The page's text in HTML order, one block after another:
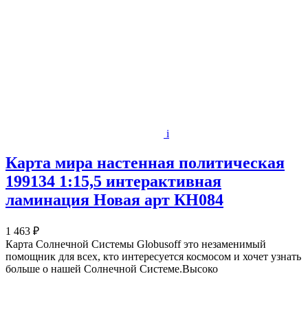
i
Карта мира настенная политическая
199134 1:15,5 интерактивная
ламинация Новая арт КН084
1 463 ₽
Карта Солнечной Системы Globusoff это незаменимый
помощник для всех, кто интересуется космосом и хочет узнать
больше о нашей Солнечной Системе.Высоко